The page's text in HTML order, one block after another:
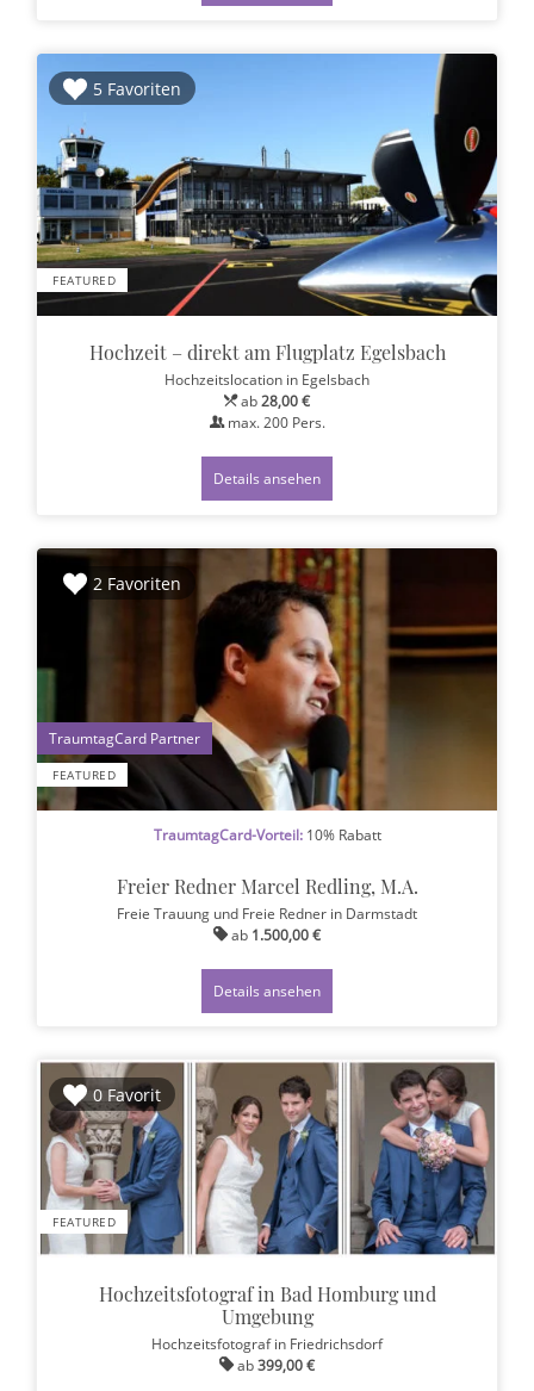
5 Favoriten
FEATURED
Hochzeit – direkt am Flugplatz Egelsbach
Hochzeitslocation in Egelsbach
ab28,00 €
max.200Pers.
Details ansehen
2 Favoriten
FEATURED
1
TraumtagCard-Vorteil:10% Rabatt
Freier Redner Marcel Redling, M.A.
Freie Trauung und Freie Redner in Darmstadt
ab 1.500,00 €
Details ansehen
0 Favorit
FEATURED
Hochzeitsfotograf in Bad Homburg und
Umgebung
Hochzeitsfotografin Friedrichsdorf
ab399,00 €